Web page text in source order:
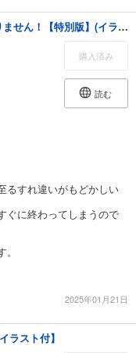
アルファ王子の愛なんていりません！【特別版】(イラスト付き)
購入済み
読む
るすれ違いがもどかしい
ぐに終わってしまうので
2025年01月21日
ラスト付】